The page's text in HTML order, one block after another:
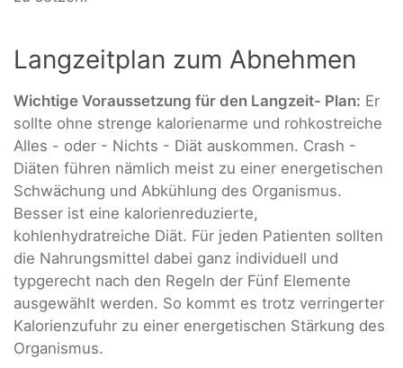
Langzeitplan zum Abnehmen
Wichtige Voraussetzung für den Langzeit- Plan: Er
sollte ohne strenge kalorienarme und rohkostreiche
Alles - oder - Nichts - Diät auskommen. Crash -
Diäten führen nämlich meist zu einer energetischen
Schwächung und Abkühlung des Organismus.
Besser ist eine kalorienreduzierte,
kohlenhydratreiche Diät. Für jeden Patienten sollten
die Nahrungsmittel dabei ganz individuell und
typgerecht nach den Regeln der Fünf Elemente
ausgewählt werden. So kommt es trotz verringerter
Kalorienzufuhr zu einer energetischen Stärkung des
Organismus.